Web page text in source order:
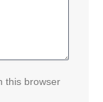
this browser